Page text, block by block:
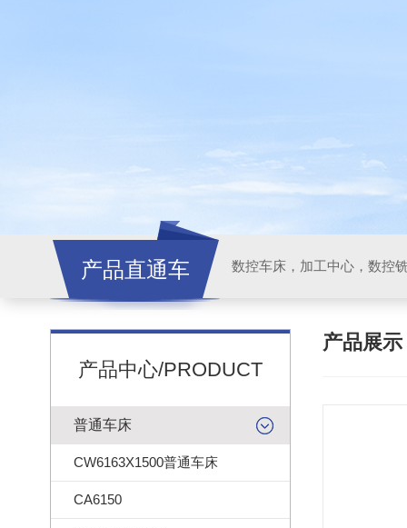
产品直通车
产品中心/PRODUCT
普通车床
CW6163X1500普通车床
CA6150
产品展示